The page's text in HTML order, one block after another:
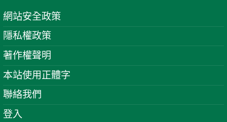
網站安全政策
隱私權政策
著作權聲明
本站使用正體字
聯絡我們
登入